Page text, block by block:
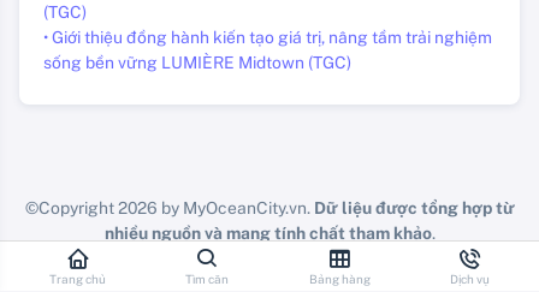
(TGC)
• Giới thiệu đồng hành kiến tạo giá trị, nâng tầm trải nghiệm
sống bền vững LUMIÈRE Midtown (TGC)
©Copyright 2026 by MyOceanCity.vn. Dữ liệu được tổng hợp từ
nhiều nguồn và mang tính chất tham khảo.
Vui lòng check lại chính doanh nghiệp các bạn đang công tác.
Trang chủ Tìm căn Bảng hàng Dịch vụ